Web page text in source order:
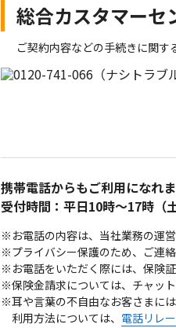
総合カスタマーセ
ご契約内容などの手続きに関す
携帯電話からもご利用になれま
受付時間：平日10時～17時
※お電話の内容は、当社業務の運
※プライバシー保護のため、ご連
※お電話をいただく際には、保険
※保険金請求については、チャッ
※耳や言葉の不自由なお客さまに
利用方法については、 電話リレ